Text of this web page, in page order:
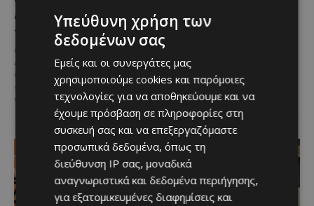
από μια μέρα στην
παραλία
@menoumekypro Καλοκαίρι στη
Λεμεσό σημαίνει θάλασσα,
δράση και… αδρεναλίνη!
ski, parasailing, SUP, καγιάκ,
wakeboard,...
να υποδεχθεί το κοινό
επιλογή στην ορεινή Κύπρο
επιστρέφει ανανεωμένη. Η
υπαίθρια πισίνα στον Άγιο
Ιωάννη Πιτσιλιάς ολοκλήρωσε
τις...
Υπεύθυνη χρήση των
δεδομένων σας
Εμείς και οι συνεργάτες μας
χρησιμοποιούμε cookies και παρόμοιες
τεχνολογίες για να αποθηκεύουμε και να
έχουμε πρόσβαση σε πληροφορίες στη
συσκευή σας και να επεξεργαζόμαστε
προσωπικά δεδομένα, όπως τη
διεύθυνση IP σας, μοναδικά
αναγνωριστικά και δεδομένα περιήγησης,
για εξατομικευμένες διαφημίσεις και